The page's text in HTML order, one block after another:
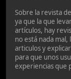
Sobre la revista
ya que la que
artículos, hay
no está nada
articulos y
para que unos
experiencias que